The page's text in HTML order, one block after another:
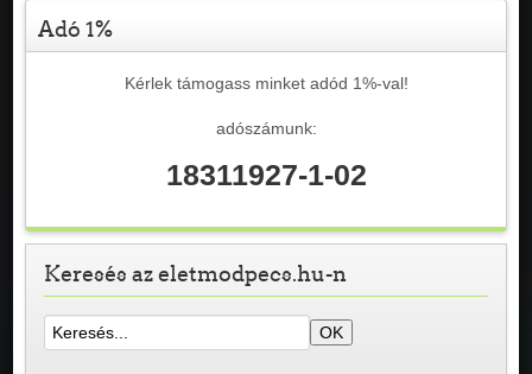
Adó 1%
Kérlek támogass minket adód 1%-val!
adószámunk:
18311927-1-02
Keresés az eletmodpecs.hu-n